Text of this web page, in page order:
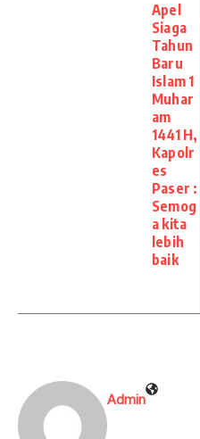
Apel
Siaga
Tahun
Baru
Islam 1
Muhar
am
1441 H,
Kapolr
es
Paser :
Semog
a kita
lebih
baik
Admin